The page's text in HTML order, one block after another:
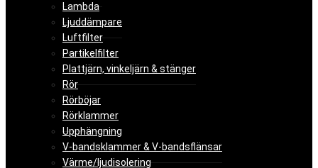
Lambda
Ljuddämpare
Luftfilter
Partikelfilter
Plattjärn, vinkeljärn & stänger
Rör
Rörböjar
Rörklammer
Upphängning
V-bandsklammer & V-bandsflänsar
Värme/ljudisolering